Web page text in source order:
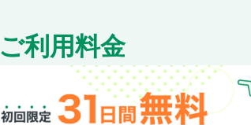
マクール杯 若松・浜名湖結果
マクール杯 三国・宮島結果
Wオールスター出場予定選手・スタート事故一覧
GI・GIIレース結果・マクール杯 三国展望
ご利用料金